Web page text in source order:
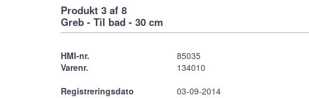
Produkt 3 af 8
Greb - Til bad - 30 cm
HMI-nr.
85035
Varenr.
134010
Registreringsdato
03-09-2014